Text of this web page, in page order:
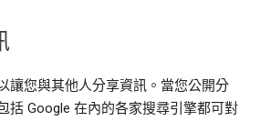
讓您與其他人分享資訊。當您公開分
括 Google 在內的各家搜尋引擎都可對